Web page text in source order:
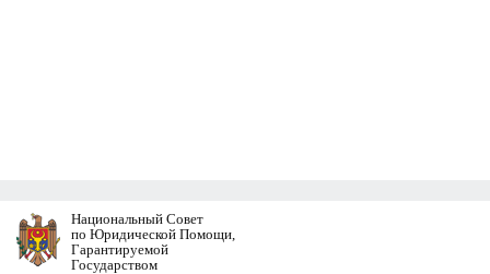
Национальный Совет
по Юридической Помощи,
Гарантируемой
Государством